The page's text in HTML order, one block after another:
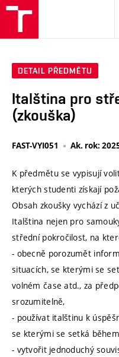
DETAIL PŘEDMĚTU
Italština pro
(zkouška)
FAST-VYI051 Ak. rok:
K předmětu se vypisují
kterých studenti získají
Obsah zkoušky vychází z
Italština nejen pro
střední pokročilost, na
- obecně porozumět
situacích, se kterými se
volném čase atd., za
srozumitelně,
- používat italštinu k
se kterými se setká
- vytvořit jednoduchý